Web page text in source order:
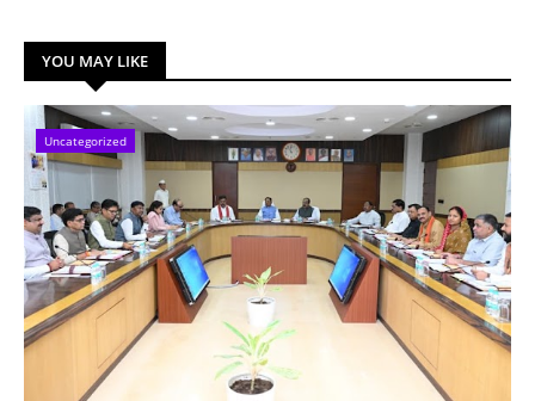
YOU MAY LIKE
Uncategorized